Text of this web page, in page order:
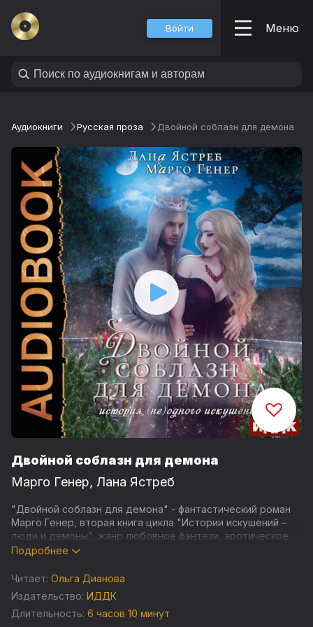
Войти Меню
Аудиокниги Русская проза Двойной соблазн для демона
Двойной соблазн для демона
Марго Генер, Лана Ястреб
"Двойной соблазн для демона" - фантастический роман
Марго Генер, вторая книга цикла "Истории искушений –
люди и демоны", жанр любовное фэнтези, эротическое
фэнтези.
Оливия не верила, что станет наложницей. Но судьба
распорядилась иначе, и теперь ей предстоит жить во
дворце, полном интриг и опасностей. Всем плевать на ее
желания и то, что сердце тянется совсем к иному.
Подробнее
Читает: Ольга Дианова
Издательство: ИДДК
Длительность: 6 часов 10 минут